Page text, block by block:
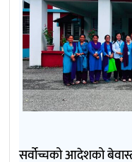
सर्वोच्चको आदेशको